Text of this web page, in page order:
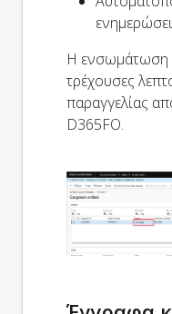
Η ενσωμάτωση
τρέχουσες
παραγγελίας
D365FO.